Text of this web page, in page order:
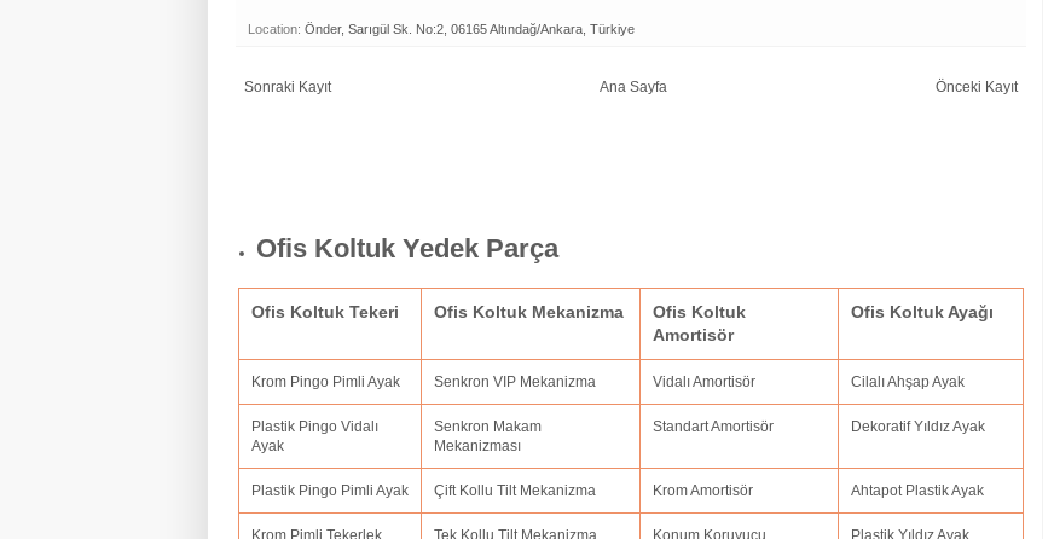
Location: Önder, Sarıgül Sk. No:2, 06165 Altındağ/Ankara, Türkiye
Sonraki Kayıt Önceki Kayıt
Ana Sayfa
Ofis Koltuk Yedek Parça
Ofis Koltuk Tekeri Ofis Koltuk Mekanizma
Ofis Koltuk
Amortisör
Ofis Koltuk Ayağı
Krom Pingo Pimli Ayak Senkron VIP Mekanizma Vidalı Amortisör Cilalı Ahşap Ayak
Plastik Pingo Vidalı
Ayak
Senkron Makam
Mekanizması
Standart Amortisör Dekoratif Yıldız Ayak
Plastik Pingo Pimli Ayak Çift Kollu Tilt Mekanizma Krom Amortisör Ahtapot Plastik Ayak
Krom Pimli Tekerlek Tek Kollu Tilt Mekanizma Konum Koruyucu Plastik Yıldız Ayak